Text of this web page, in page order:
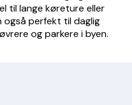
til lange køreture eller
også perfekt til daglig
og parkere i byen.